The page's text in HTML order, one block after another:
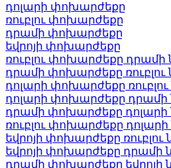
դոլարի փոխարժեքը
ռուբլու փոխարժեքը
դրամի փոխարժեքը
եվրոյի փոխարժեքը
ռուբլու փոխարժեքը
դրամի փոխարժեքը
դոլարի փոխարժեքը
դոլարի փոխարժեքը
դրամի փոխարժեքը
ռուբլու փոխարժեքը
եվրոյի փոխարժեքը
եվրոյի փոխարժեքը դրամի
դրամի փոխարժեքը եվրոյի